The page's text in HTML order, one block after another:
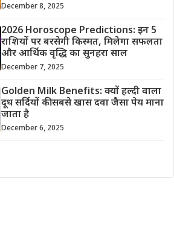
December 8, 2025
2026 Horoscope Predictions: इन 5
राशियों पर बरसेगी किस्मत, मिलेगा सफलता
और आर्थिक वृद्धि का सुनहरा साल
December 7, 2025
Golden Milk Benefits: क्यों हल्दी वाला
दूध सर्दियों की सबसे खास दवा जैसा पेय माना
जाता है
December 6, 2025